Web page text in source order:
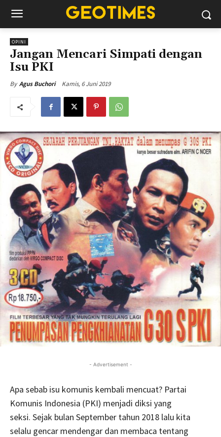
OPINI
Jangan Mencari Simpati dengan
Isu PKI
By Agus Buchori Kamis, 6 Juni 2019
- Advertisement -
Apa sebab isu komunis kembali mencuat? Partai
Komunis Indonesia (PKI) menjadi diksi yang
seksi. Sejak bulan September tahun 2018 lalu kita
selalu gencar mendengar dan membaca tentang